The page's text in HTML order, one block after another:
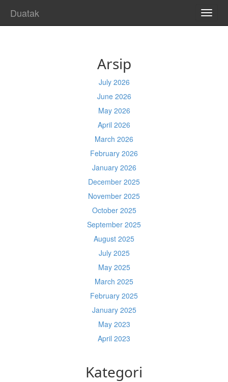
Duatak
Arsip
July 2026
June 2026
May 2026
April 2026
March 2026
February 2026
January 2026
December 2025
November 2025
October 2025
September 2025
August 2025
July 2025
May 2025
March 2025
February 2025
January 2025
May 2023
April 2023
Kategori